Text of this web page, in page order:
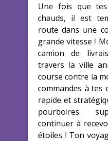
Une fois que
chauds, il est
route dans une
grande vitesse !
camion de
travers la ville
course contre la
commandes à tes
rapide et
pourboires
continuer à
étoiles ! Ton